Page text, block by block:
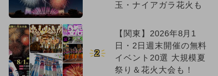
玉・ナイアガラ花火も
2
【関東】2026年8月1
日・2日週末開催の無料
イベント20選 大規模夏
祭り＆花火大会も！